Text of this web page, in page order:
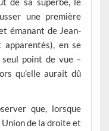
une première
émanant de Jean-
apparentés), en se
point de vue –
qu’elle aurait dû
que, lorsque
de la droite et